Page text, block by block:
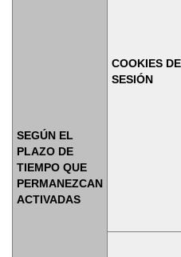
SEGÚN EL
PLAZO DE
TIEMPO QUE
PERMANEZCAN
ACTIVADAS
COOKIES DE
SESIÓN